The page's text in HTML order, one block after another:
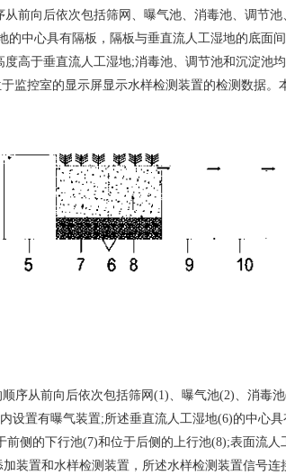
前向后依次包括筛网、曝气池、消毒池、调节
中心具有隔板，隔板与垂直流人工湿地的底面
高于垂直流人工湿地;消毒池、调节池和沉淀池
监控室的显示屏显示水样检测装置的检测数据。
从前向后依次包括筛网(1)、曝气池(2)、消毒
设置有曝气装置;所述垂直流人工湿地(6)的中心
侧的下行池(7)和位于后侧的上行池(8);表面流
装置和水样检测装置，所述水样检测装置信号